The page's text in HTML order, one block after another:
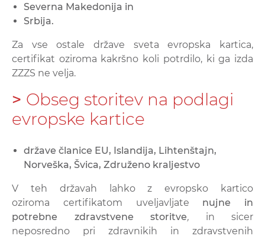
Severna Makedonija in
Srbija.
Za vse ostale države sveta evropska kartica,
certifikat oziroma kakršno koli potrdilo, ki ga izda
ZZZS ne velja.
> Obseg storitev na podlagi
evropske kartice
države članice EU, Islandija, Lihtenštajn,
Norveška, Švica, Združeno kraljestvo
V teh državah lahko z evropsko kartico
oziroma certifikatom uveljavljate nujne in
potrebne zdravstvene storitve, in sicer
neposredno pri zdravnikih in zdravstvenih